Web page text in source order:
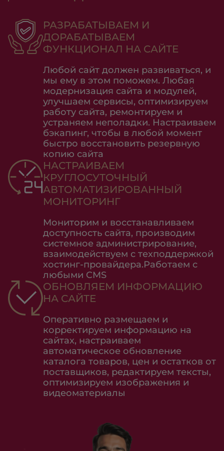
РАЗРАБАТЫВАЕМ И
ДОРАБАТЫВАЕМ
ФУНКЦИОНАЛ НА САЙТЕ
Любой сайт должен развиваться, и
мы ему в этом поможем. Любая
модернизация сайта и модулей,
улучшаем сервисы, оптимизируем
работу сайта, ремонтируем и
устраняем неполадки. Настраиваем
бэкапинг, чтобы в любой момент
быстро восстановить резервную
копию сайта
НАСТРАИВАЕМ
КРУГЛОСУТОЧНЫЙ
АВТОМАТИЗИРОВАННЫЙ
МОНИТОРИНГ
Мониторим и восстанавливаем
доступность сайта, производим
системное администрирование,
взаимодействуем с техподдержкой
хостинг-провайдера.Работаем с
любыми CMS
ОБНОВЛЯЕМ ИНФОРМАЦИЮ
НА САЙТЕ
Оперативно размещаем и
корректируем информацию на
сайтах, настраиваем
автоматическое обновление
каталога товаров, цен и остатков от
поставщиков, редактируем тексты,
оптимизируем изображения и
видеоматериалы